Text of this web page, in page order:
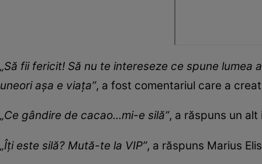
„Să fii fericit! Să nu te intereseze ce spune
uneori așa e viața”, a fost comentariul care a
„Ce gândire de cacao...mi-e silă”, a răspuns un
„Îți este silă? Mută-te la VIP”, a răspuns Marius